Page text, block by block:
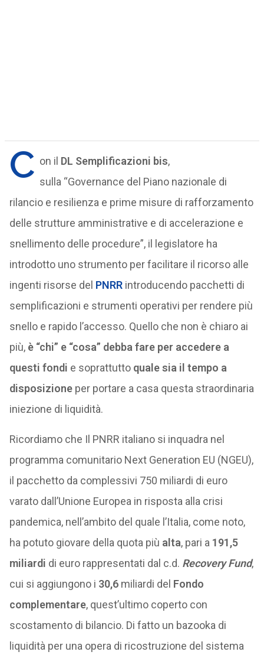
C on il DL Semplificazioni bis,
sulla “Governance del Piano nazionale di
rilancio e resilienza e prime misure di rafforzamento
delle strutture amministrative e di accelerazione e
snellimento delle procedure”, il legislatore ha
introdotto uno strumento per facilitare il ricorso alle
ingenti risorse del PNRRintroducendo pacchetti di
semplificazioni e strumenti operativi per rendere più
snello e rapido l’accesso. Quello che non è chiaro ai
più, è “chi” e “cosa” debba fare per accedere a
questi fondi e soprattutto quale sia il tempo a
disposizioneper portare a casa questa straordinaria
iniezione di liquidità.
Ricordiamo che Il PNRR italiano si inquadra nel
programma comunitario Next Generation EU (NGEU),
il pacchetto da complessivi 750 miliardi di euro
varato dall’Unione Europea in risposta alla crisi
pandemica, nell’ambito del quale l’Italia, come noto,
ha potuto giovare della quota più alta, pari a 191,5
miliardi di euro rappresentati dal c.d. Recovery Fund,
cui si aggiungono i 30,6miliardi del Fondo
complementare, quest’ultimo coperto con
scostamento di bilancio. Di fatto un bazooka di
liquidità per una opera di ricostruzione del sistema